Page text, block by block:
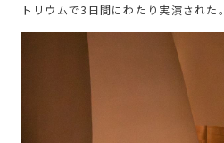
トリウムで3日間にわたり実演された。